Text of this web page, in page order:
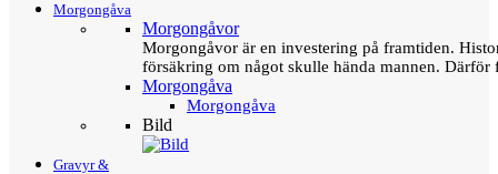
Morgongåva
Morgongåvor
Morgongåvor är en investering på framtiden.
försäkring om något skulle hända mannen.
Morgongåva
Morgongåva
Bild
Gravyr &